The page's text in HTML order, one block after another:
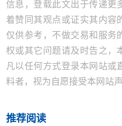
信息，登载此文出于传递更
着赞同其观点或证实其内容
仅供参考，不做交易和服务
权或其它问题请及时告之，
凡以任何方式登录本网站或
料者，视为自愿接受本网站
推荐阅读